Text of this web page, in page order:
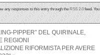
any responses to this entry through theRSS 2.0feed. You
PIPPER” DEL QUIRINALE,
REGIONI
RIFORMISTA PER AVERE